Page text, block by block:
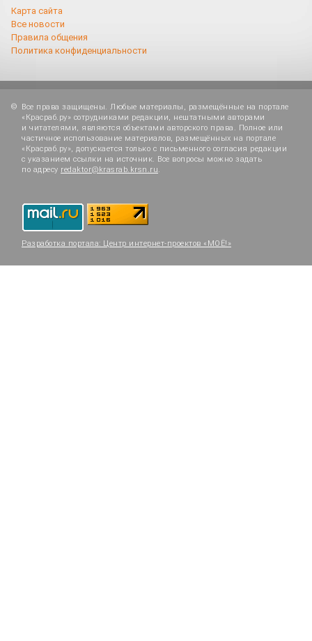
Карта сайта
Все новости
Правила общения
Политика конфиденциальности
Все права защищены. Любые материалы, размещённые на портале
«Красраб.ру» сотрудниками редакции, нештатными авторами
и читателями, являются объектами авторского права. Полное или
частичное использование материалов, размещённых на портале
«Красраб.ру», допускается только с письменного согласия редакции
с указанием ссылки на источник. Все вопросы можно задать
по адресу redaktor@krasrab.krsn.ru.
Разработка портала: Центр интернет-проектов «МОЁ!»